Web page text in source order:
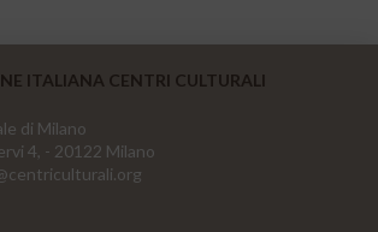
ITALIANA CENTRI CULTURALI
di Milano
4, - 20122 Milano